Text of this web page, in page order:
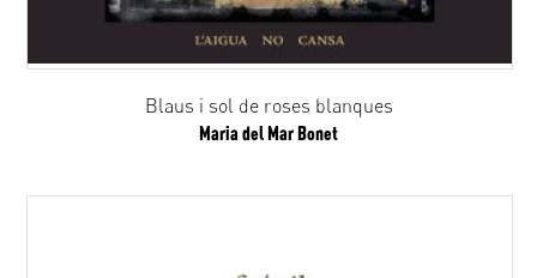
Blaus i sol de roses blanques
Maria del Mar Bonet